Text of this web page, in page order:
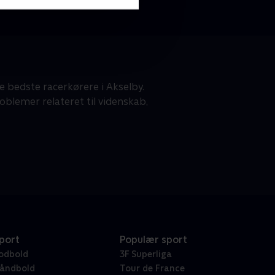
bedste racerkørere i Akselby.
relateret til videnskab,
Populær sport
3F Superliga
Tour de France